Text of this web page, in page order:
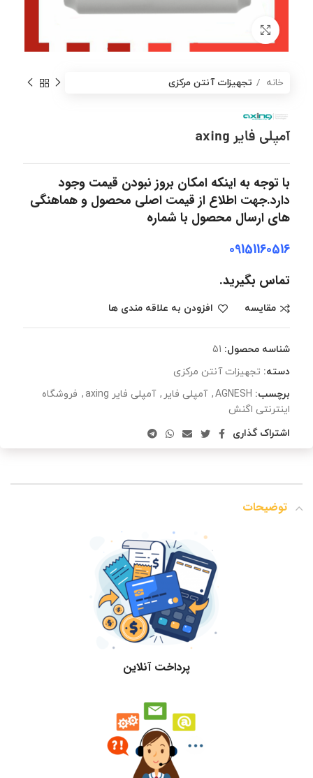
خانه تجهیزات آنتن مرکزی
آمپلی فایر axing
با توجه به اینکه امکان بروز نبودن قیمت وجود
دارد.جهت اطلاع از قیمت اصلی محصول و هماهنگی
های ارسال محصول با شماره
09151160516
تماس بگیرید.
مقایسه افزودن به علاقه مندی ها
شناسه محصول: 51
دسته: تجهیزات آنتن مرکزی
برچسب: AGNESH
, آمپلی فایر , آمپلی فایر axing , فروشگاه
اینترنتی اگنش
اشتراک گذاری
توضیحات
پرداخت آنلاین